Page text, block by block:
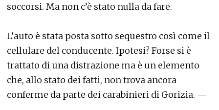
soccorsi. Ma non c’è stato nulla da fare.
L’auto è stata posta sotto sequestro così come il
cellulare del conducente. Ipotesi? Forse si è
trattato di una distrazione ma è un elemento
che, allo stato dei fatti, non trova ancora
conferme da parte dei carabinieri di Gorizia. —